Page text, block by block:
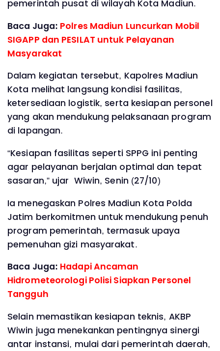
pemerintah pusat di wilayah Kota Madiun.
Baca Juga: Polres Madiun Luncurkan Mobil
SIGAPP dan PESILAT untuk Pelayanan
Masyarakat
Dalam kegiatan tersebut, Kapolres Madiun
Kota melihat langsung kondisi fasilitas,
ketersediaan logistik, serta kesiapan personel
yang akan mendukung pelaksanaan program
di lapangan.
“Kesiapan fasilitas seperti SPPG ini penting
agar pelayanan berjalan optimal dan tepat
sasaran,” ujar Wiwin, Senin (27/10)
Ia menegaskan Polres Madiun Kota Polda
Jatim berkomitmen untuk mendukung penuh
program pemerintah, termasuk upaya
pemenuhan gizi masyarakat.
Baca Juga: Hadapi Ancaman
Hidrometeorologi Polisi Siapkan Personel
Tangguh
Selain memastikan kesiapan teknis, AKBP
Wiwin juga menekankan pentingnya sinergi
antar instansi, mulai dari pemerintah daerah,